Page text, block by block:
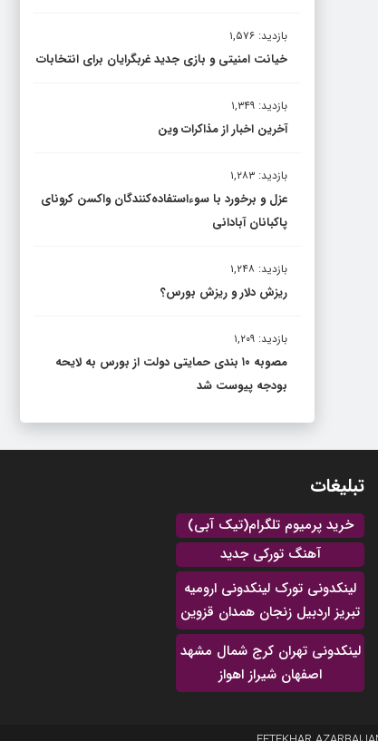
بازدید: ۱,۵۷۶
خیانت امنیتی و بازی جدید غربگرایان برای انتخابات
بازدید: ۱,۳۴۹
آخرین اخبار از مذاکرات وین
بازدید: ۱,۲۸۳
عزل و برخورد با سوءاستفاده‌کنندگان واکسن کرونای
پاکبانان آبادانی
بازدید: ۱,۲۴۸
ریزش دلار و ریزش بورس؟
بازدید: ۱,۲۰۹
مصوبه ۱۰ بندی حمایتی دولت از بورس به لایحه
بودجه پیوست شد
تبلیغات
خرید پرمیوم تلگرام(تیک آبی)
آهنگ تورکی جدید
لینکدونی تورک لینکدونی ارومیه
تبریز اردبیل زنجان همدان قزوین
لینکدونی تهران کرج شمال مشهد
اصفهان شیراز اهواز